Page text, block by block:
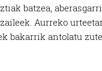
batzea,
Aurreko
bakarrik antolatu